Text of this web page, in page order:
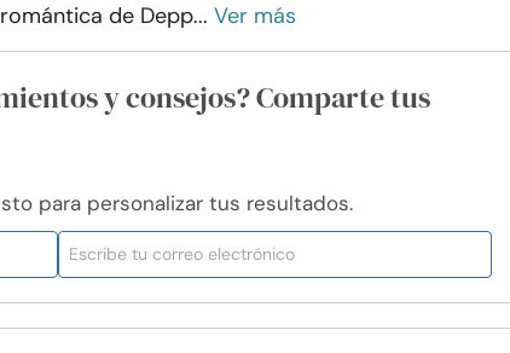
romántica de Depp... Ver más
y consejos? Comparte tus
para personalizar tus resultados.